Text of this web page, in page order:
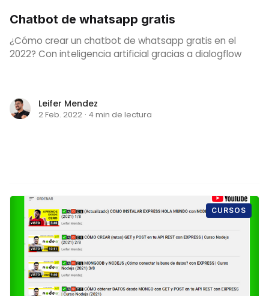
Chatbot de whatsapp gratis
¿Cómo crear un chatbot de whatsapp gratis en el
2022? Con inteligencia artificial gracias a dialogflow
Leifer Mendez
2 Feb. 2022 · 4 min de lectura
CURSOS